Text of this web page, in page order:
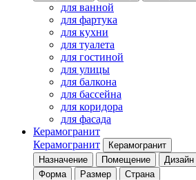
для ванной
для фартука
для кухни
для туалета
для гостиной
для улицы
для балкона
для бассейна
для коридора
для фасада
Керамогранит
Керамогранит
Керамогранит
Назначение
Помещение Дизайн
Форма
Размер Страна